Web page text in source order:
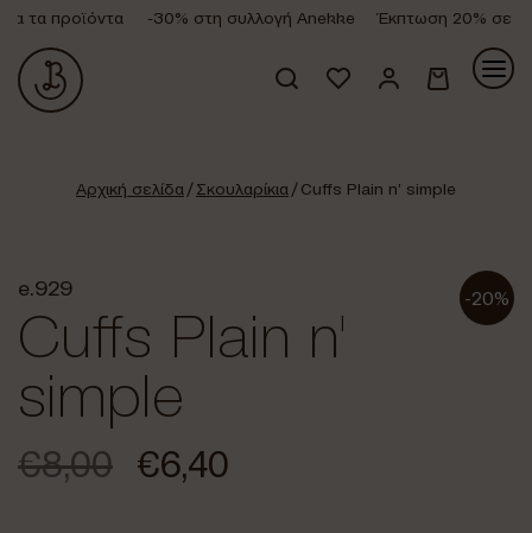
τα προϊόντα -30% στη συλλογή Anekke Έκπτωση 20% σε
Αρχική σελίδα/Σκουλαρίκια/ Cuffs Plain n’ simple
-20%
e.929
Cuffs Plain n'
simple
€8,00 €6,40